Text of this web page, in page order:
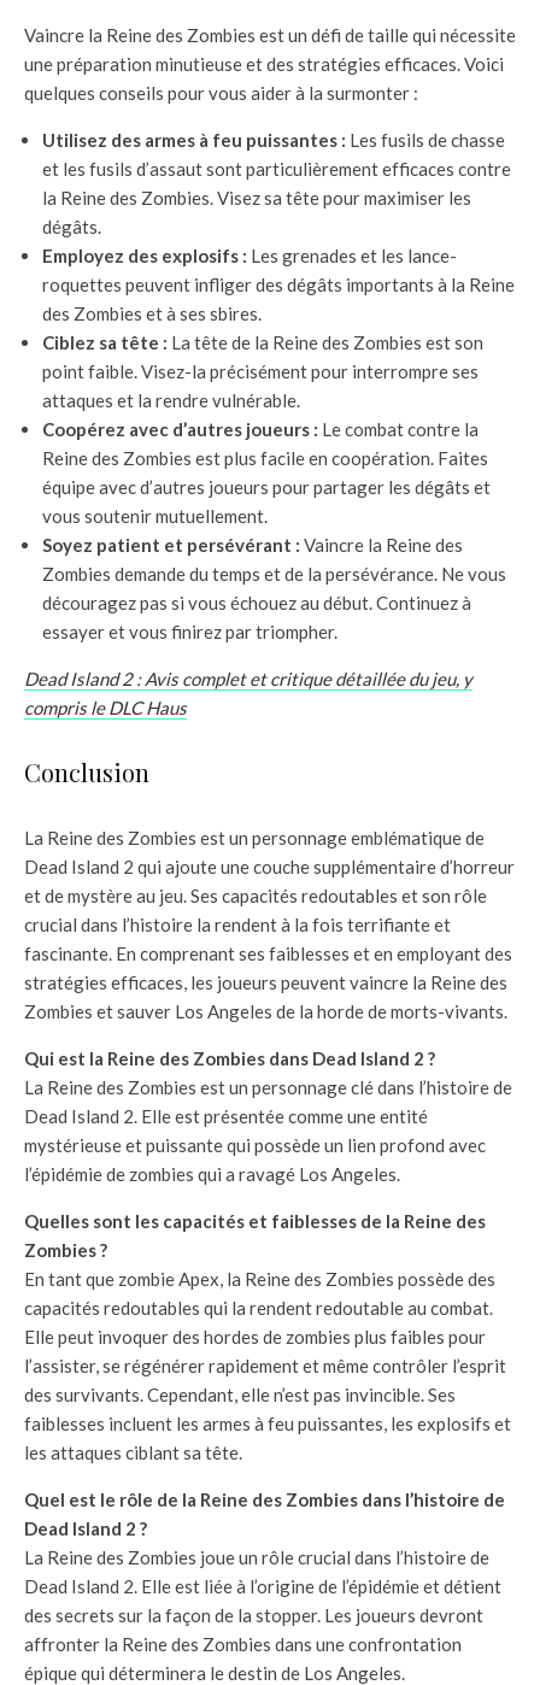
Vaincre la Reine des Zombies est un défi de taille qui nécessite
une préparation minutieuse et des stratégies efficaces. Voici
quelques conseils pour vous aider à la surmonter :
Utilisez des armes à feu puissantes : Les fusils de chasse
et les fusils d’assaut sont particulièrement efficaces contre
la Reine des Zombies. Visez sa tête pour maximiser les
dégâts.
Employez des explosifs : Les grenades et les lance-
roquettes peuvent infliger des dégâts importants à la Reine
des Zombies et à ses sbires.
Ciblez sa tête : La tête de la Reine des Zombies est son
point faible. Visez-la précisément pour interrompre ses
attaques et la rendre vulnérable.
Coopérez avec d’autres joueurs : Le combat contre la
Reine des Zombies est plus facile en coopération. Faites
équipe avec d’autres joueurs pour partager les dégâts et
vous soutenir mutuellement.
Soyez patient et persévérant : Vaincre la Reine des
Zombies demande du temps et de la persévérance. Ne vous
découragez pas si vous échouez au début. Continuez à
essayer et vous finirez par triompher.
Dead Island 2 : Avis complet et critique détaillée du jeu, y
compris le DLC Haus
Conclusion
La Reine des Zombies est un personnage emblématique de
Dead Island 2 qui ajoute une couche supplémentaire d’horreur
et de mystère au jeu. Ses capacités redoutables et son rôle
crucial dans l’histoire la rendent à la fois terrifiante et
fascinante. En comprenant ses faiblesses et en employant des
stratégies efficaces, les joueurs peuvent vaincre la Reine des
Zombies et sauver Los Angeles de la horde de morts-vivants.
Qui est la Reine des Zombies dans Dead Island 2 ?
La Reine des Zombies est un personnage clé dans l’histoire de
Dead Island 2. Elle est présentée comme une entité
mystérieuse et puissante qui possède un lien profond avec
l’épidémie de zombies qui a ravagé Los Angeles.
Quelles sont les capacités et faiblesses de la Reine des
Zombies ?
En tant que zombie Apex, la Reine des Zombies possède des
capacités redoutables qui la rendent redoutable au combat.
Elle peut invoquer des hordes de zombies plus faibles pour
l’assister, se régénérer rapidement et même contrôler l’esprit
des survivants. Cependant, elle n’est pas invincible. Ses
faiblesses incluent les armes à feu puissantes, les explosifs et
les attaques ciblant sa tête.
Quel est le rôle de la Reine des Zombies dans l’histoire de
Dead Island 2 ?
La Reine des Zombies joue un rôle crucial dans l’histoire de
Dead Island 2. Elle est liée à l’origine de l’épidémie et détient
des secrets sur la façon de la stopper. Les joueurs devront
affronter la Reine des Zombies dans une confrontation
épique qui déterminera le destin de Los Angeles.